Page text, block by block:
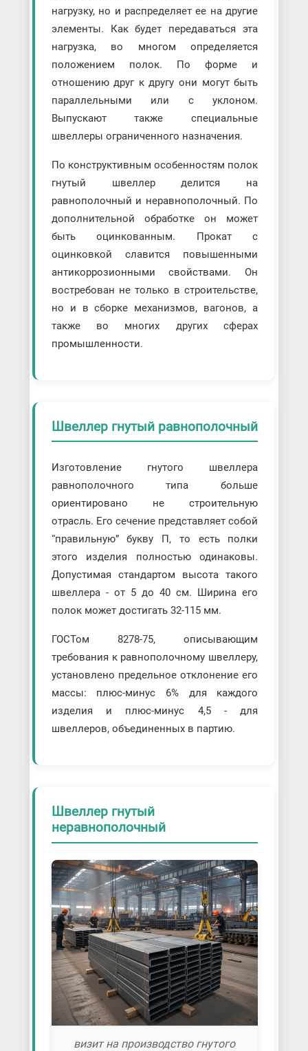
нагрузку, но и распределяет ее на другие
элементы. Как будет передаваться эта
нагрузка, во многом определяется
положением полок. По форме и
отношению друг к другу они могут быть
параллельными или с уклоном.
Выпускают также специальные
швеллеры ограниченного назначения.
По конструктивным особенностям полок
гнутый швеллер делится на
равнополочный и неравнополочный. По
дополнительной обработке он может
быть оцинкованным. Прокат с
оцинковкой славится повышенными
антикоррозионными свойствами. Он
востребован не только в строительстве,
но и в сборке механизмов, вагонов, а
также во многих других сферах
промышленности.
Швеллер гнутый равнополочный
Изготовление гнутого швеллера
равнополочного типа больше
ориентировано не строительную
отрасль. Его сечение представляет собой
“правильную” букву П, то есть полки
этого изделия полностью одинаковы.
Допустимая стандартом высота такого
швеллера - от 5 до 40 см. Ширина его
полок может достигать 32-115 мм.
ГОСТом 8278-75, описывающим
требования к равнополочному швеллеру,
установлено предельное отклонение его
массы: плюс-минус 6% для каждого
изделия и плюс-минус 4,5 - для
швеллеров, объединенных в партию.
Швеллер гнутый
неравнополочный
визит на производство гнутого